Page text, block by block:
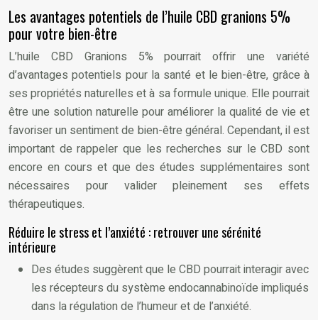
Les avantages potentiels de l’huile CBD granions 5%
pour votre bien-être
L’huile CBD Granions 5% pourrait offrir une variété
d’avantages potentiels pour la santé et le bien-être, grâce à
ses propriétés naturelles et à sa formule unique. Elle pourrait
être une solution naturelle pour améliorer la qualité de vie et
favoriser un sentiment de bien-être général. Cependant, il est
important de rappeler que les recherches sur le CBD sont
encore en cours et que des études supplémentaires sont
nécessaires pour valider pleinement ses effets
thérapeutiques.
Réduire le stress et l’anxiété : retrouver une sérénité
intérieure
Des études suggèrent que le CBD pourrait interagir avec
les récepteurs du système endocannabinoïde impliqués
dans la régulation de l’humeur et de l’anxiété.